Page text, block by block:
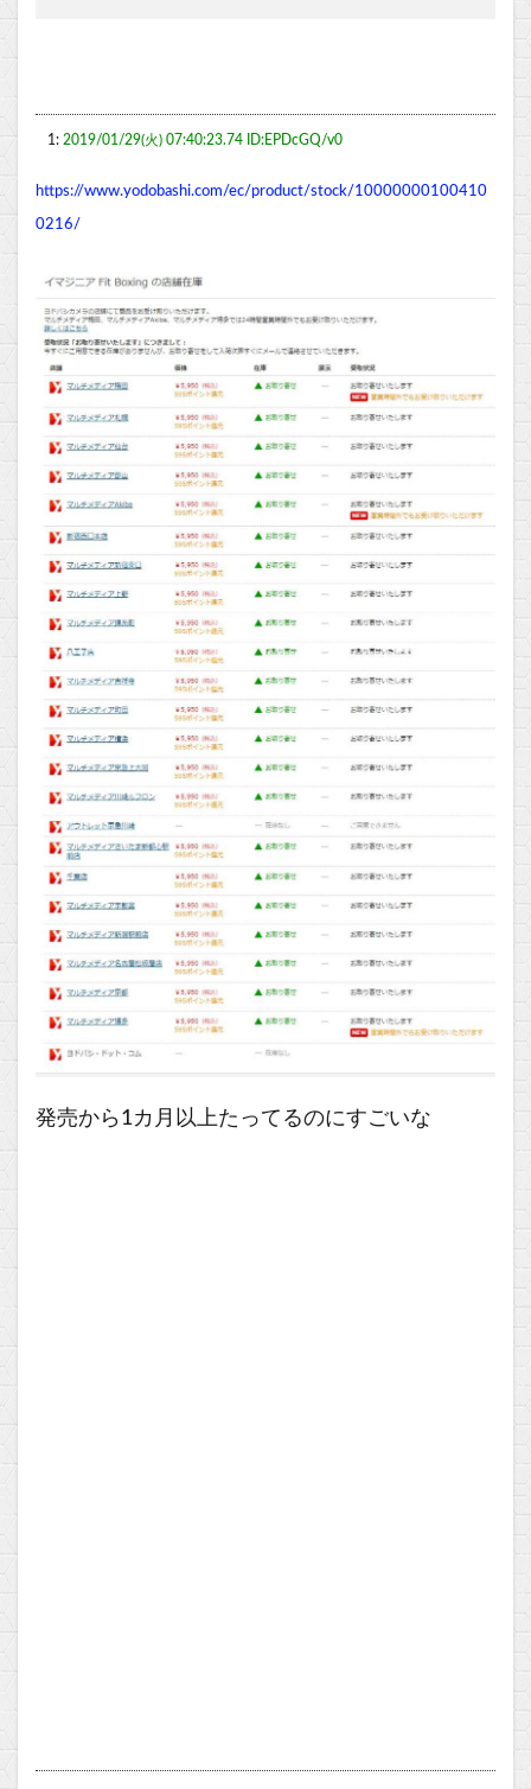
1: 2019/01/29(火) 07:40:23.74 ID:EPDcGQ/v0
https://www.yodobashi.com/ec/product/stock/10000000100410
0216/
発売から1カ月以上たってるのにすごいな